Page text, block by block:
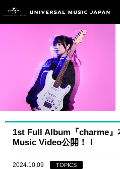
1st Full Album『charme』
Music Video公開！！
2024.10.09 TOPICS